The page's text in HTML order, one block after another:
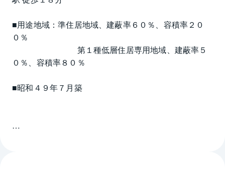
■用途地域：準住居地域、建蔽率６０％、容積率２０
０％
第１種低層住居専用地域、建蔽率５
０％、容積率８０％
■昭和４９年７月築